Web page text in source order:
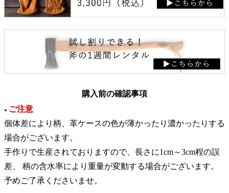
購入前の確認事項
● ご注意
個体差により柄、革ケースの色が薄かったり濃かったりする
場合がございます。
手作りで生産されておりますので、長さに1cm～3cm程の誤
差、 柄の含水率により重量が変動する場合がございます。
予めご了承くださいませ。